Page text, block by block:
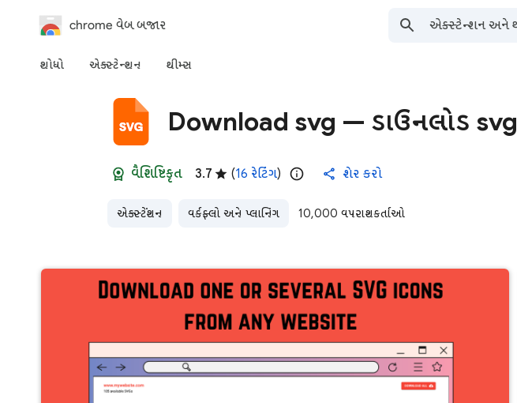
chrome વેબ બજાર
શોધો એક્સ્ટેન્શન થીમ્સ
Download svg — ડાઉનલોડ svg
વૈશિષ્ટિકૃત 3.7 (16 રેટિંગ) શેર કરો
એક્સ્ટેંશન વર્કફ્લો અને પ્લાનિંગ 10,000 વપરાશકર્તાઓ